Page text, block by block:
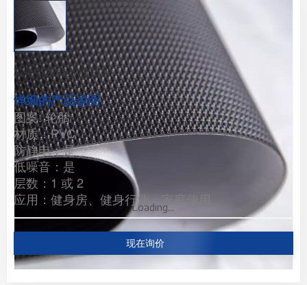
Loading...
轮胎花纹跑步机皮带
详细的产品说明
图案: 轮胎
材质：PVC
防静电：是
低噪音：是
层数：1 或 2
应用：健身房、健身行业、家庭使用
现在询价